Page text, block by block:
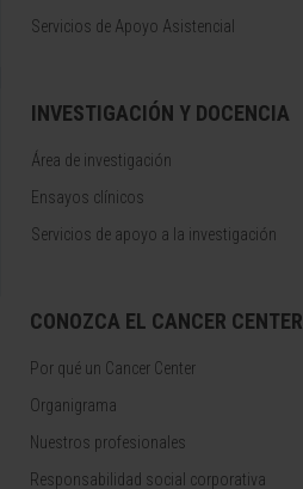
Servicios de Apoyo Asistencial
INVESTIGACIÓN Y DOCENCIA
Área de investigación
Ensayos clínicos
Servicios de apoyo a la investigación
CONOZCA EL CANCER CENTER
Por qué un Cancer Center
Organigrama
Nuestros profesionales
Responsabilidad social corporativa